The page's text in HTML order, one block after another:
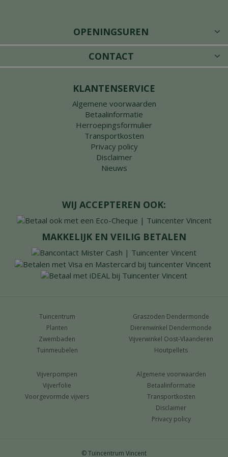
OPENINGSUREN
CONTACT
KLANTENSERVICE
Algemene voorwaarden
Betaalinformatie
Herroepingsformulier
Transportkosten
Privacy policy
Disclaimer
Nieuws
WIJ ACCEPTEREN OOK:
MAKKELIJK EN VEILIG BETALEN
Tuincentrum
Planten
Zwembaden
Tuinmeubelen
Graszoden Dendermonde
Dierenwinkel Dendermonde
Vijverwinkel Oost-Vlaanderen
Houtpellets
Vijverpompen
Vijverfolie
Voorgevormde vijvers
Algemene voorwaarden
Betaalinformatie
Transportkosten
Disclaimer
Privacy policy
© Tuincentrum Vincent